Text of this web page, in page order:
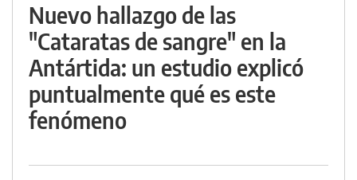
Nuevo hallazgo de las
"Cataratas de sangre" en la
Antártida: un estudio explicó
puntualmente qué es este
fenómeno